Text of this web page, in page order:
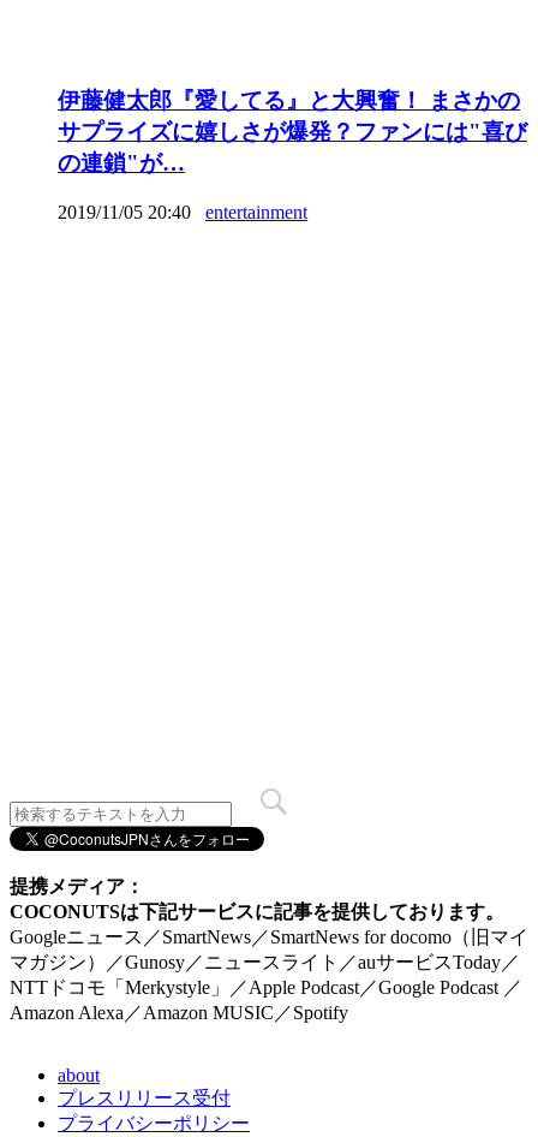
伊藤健太郎『愛してる』と大興奮！ まさかの
サプライズに嬉しさが爆発？ファンには"喜び
の連鎖"が…
2019/11/05 20:40 entertainment
提携メディア：
COCONUTSは下記サービスに記事を提供しております。
Googleニュース／SmartNews／SmartNews for docomo（旧マイ
マガジン）／Gunosy／ニュースライト／auサービスToday／
NTTドコモ「Merkystyle」／Apple Podcast／Google Podcast ／
Amazon Alexa／Amazon MUSIC／Spotify
about
プレスリリース受付
プライバシーポリシー